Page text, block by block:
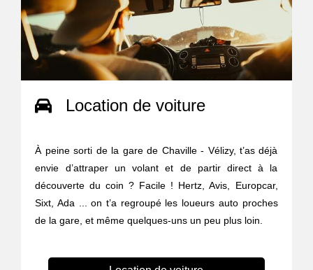
Location de voiture
À peine sorti de la gare de Chaville - Vélizy, t’as déjà
envie d’attraper un volant et de partir direct à la
découverte du coin ? Facile ! Hertz, Avis, Europcar,
Sixt, Ada ... on t’a regroupé les loueurs auto proches
de la gare, et même quelques-uns un peu plus loin.